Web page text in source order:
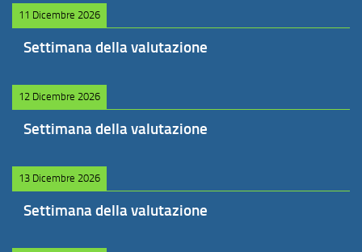
11 Dicembre 2026
Settimana della valutazione
12 Dicembre 2026
Settimana della valutazione
13 Dicembre 2026
Settimana della valutazione